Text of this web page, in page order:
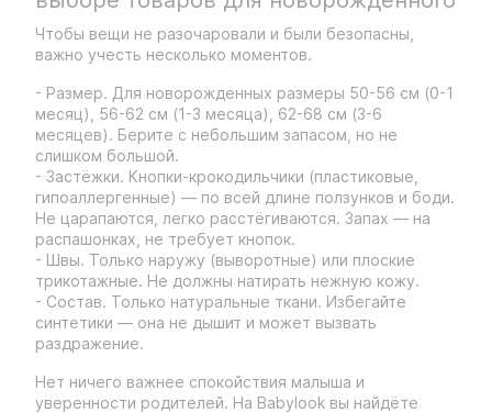
Чтобы вещи не разочаровали и были безопасны,
важно учесть несколько моментов.
- Размер. Для новорожденных размеры 50-56 см (0-1
месяц), 56-62 см (1-3 месяца), 62-68 см (3-6
месяцев). Берите с небольшим запасом, но не
слишком большой.
- Застёжки. Кнопки-крокодильчики (пластиковые,
гипоаллергенные) — по всей длине ползунков и боди.
Не царапаются, легко расстёгиваются. Запах — на
распашонках, не требует кнопок.
- Швы. Только наружу (выворотные) или плоские
трикотажные. Не должны натирать нежную кожу.
- Состав. Только натуральные ткани. Избегайте
синтетики — она не дышит и может вызвать
раздражение.
Нет ничего важнее спокойствия малыша и
уверенности родителей. На Babylook вы найдёте